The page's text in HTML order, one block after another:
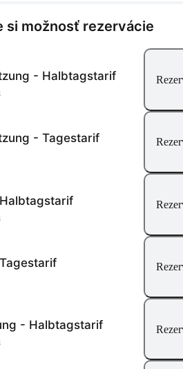
si možnosť rezervácie
- Halbtagstarif
- Tagestarif
- Halbtagstarif